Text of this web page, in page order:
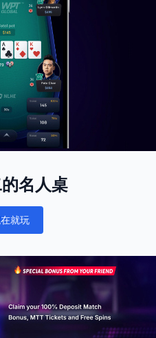
名人桌
就玩